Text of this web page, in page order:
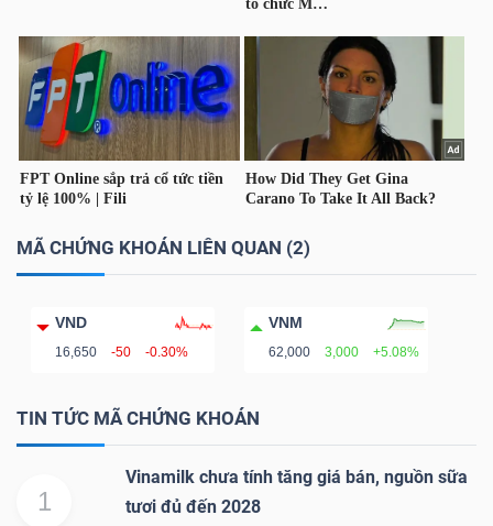
MÃ CHỨNG KHOÁN LIÊN QUAN (2)
VND
16,650 -50 -0.30%
VNM
62,000 3,000 +5.08%
TIN TỨC MÃ CHỨNG KHOÁN
1
Vinamilk chưa tính tăng giá bán, nguồn sữa
tươi đủ đến 2028
TÀI
CHÍNH
CÁ
NHÂN
PHÂN
TÍCH
VIETSTOCKFINANCE